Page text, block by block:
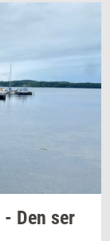
- Den ser